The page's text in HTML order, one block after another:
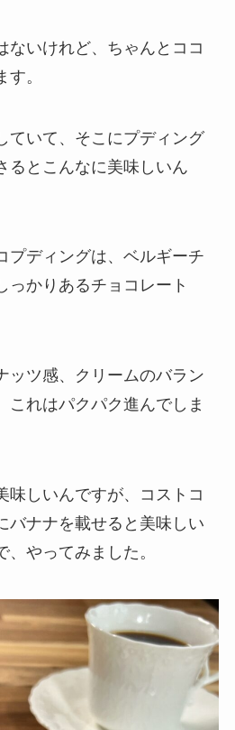
ないけれど、ちゃんとココ
。
ていて、そこにプディング
るとこんなに美味しいん
プディングは、ベルギーチ
っかりあるチョコレート
ッツ感、クリームのバラン
これはパクパク進んでしま
味しいんですが、コストコ
バナナを載せると美味しい
、やってみました。